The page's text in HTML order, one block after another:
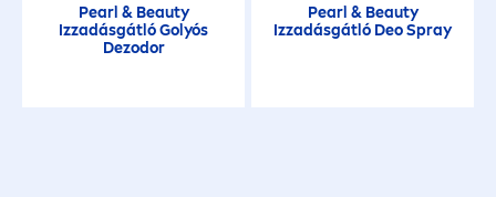
Pearl & Beauty
Izzadásgátló Golyós
Dezodor
Pearl & Beauty
Izzadásgátló Deo Spray